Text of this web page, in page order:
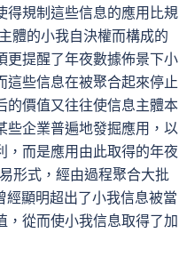
得規制這些信息的應用比規
體的小我自決權而構成的
更提醒了年夜數據佈景下小
這些信息在被聚合起來停止
的價值又往往使信息主體本
些企業普遍地發掘應用，以
，而是應用由此取得的年夜
形式，經由過程聚合大批
顯明超出了小我信息被當
，從而使小我信息取得了加